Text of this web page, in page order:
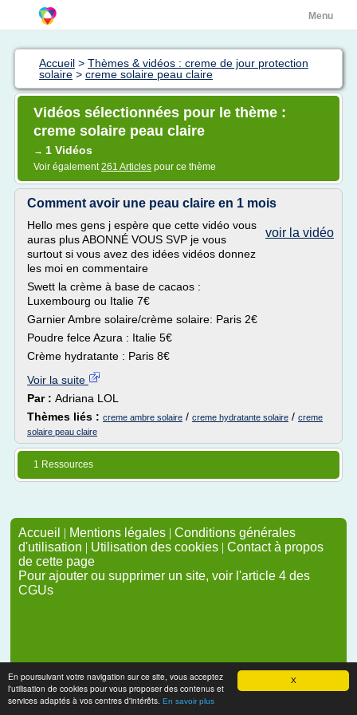
X
En poursuivant votre navigation sur ce site, vous acceptez
l'utilisation de cookies pour vous proposer des contenus et
services adaptés à vos centres d'intérêts. En savoir plus
Menu
Accueil > Thèmes & vidéos : creme de jour protection
solaire > creme solaire peau claire
Vidéos sélectionnées pour le thème :
creme solaire peau claire
→ 1 Vidéos
Voir également261 Articles pour ce thème
Comment avoir une peau claire en 1 mois
voir la vidéo
Hello mes gens j espère que cette vidéo vous
auras plus ABONNÉ VOUS SVP je vous
surtout si vous avez des idées vidéos donnez
les moi en commentaire
Swett la crème à base de cacaos :
Luxembourg ou Italie 7€
Garnier Ambre solaire/crème solaire: Paris 2€
Poudre felce Azura : Italie 5€
Crème hydratante : Paris 8€
Voir la suite
Par : Adriana LOL
Thèmes liés : creme ambre solaire / creme hydratante solaire / creme
solaire peau claire
1 Ressources
Accueil | Mentions légales | Conditions générales
d'utilisation | Utilisation des cookies | Contact à propos
de cette page
Pour ajouter ou supprimer un site, voir l'article 4 des
CGUs